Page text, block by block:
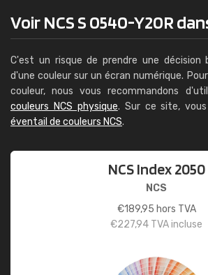
Voir NCS S 0540-Y20R
C'est un risque de prendre une décision
d'une couleur sur un écran numérique.
couleur, nous vous recommandons
couleurs NCS physique. Sur ce site,
éventail de couleurs NCS.
NCS Index 2050
NCS
€189,95 hors TVA
€227,94 TVA incluse